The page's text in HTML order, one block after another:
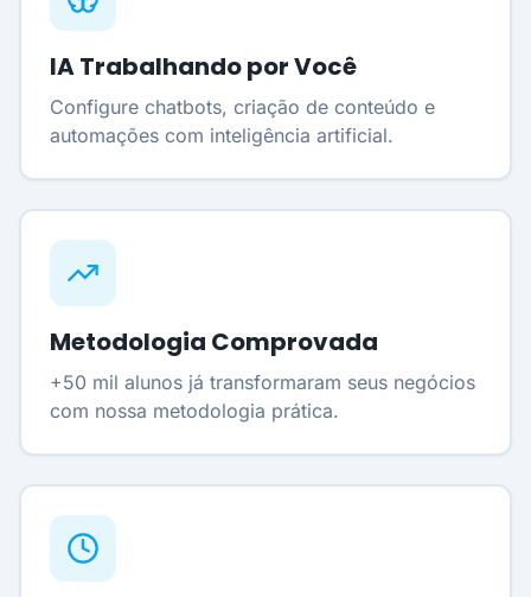
IA Trabalhando por Você
Configure chatbots, criação de conteúdo e
automações com inteligência artificial.
Metodologia Comprovada
+50 mil alunos já transformaram seus negócios
com nossa metodologia prática.